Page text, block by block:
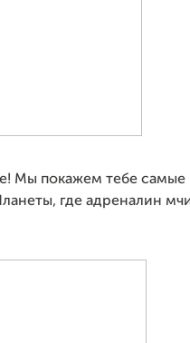
Мы покажем тебе самые
где адреналин